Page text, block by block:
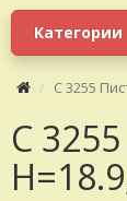
Категории
C 3255
C